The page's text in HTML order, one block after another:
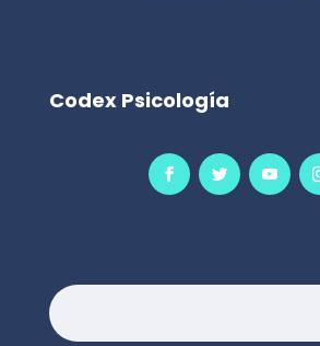
Codex Psicología